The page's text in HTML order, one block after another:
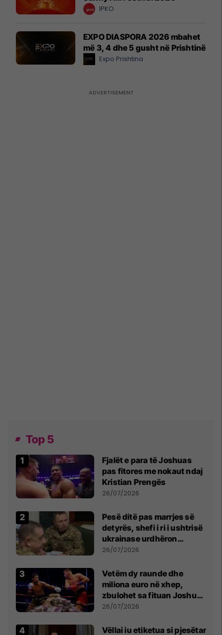
IPKO
EXPO DIASPORA 2026 mbahet
më 3, 4 dhe 5 gusht në Prishtinë
Expo Prishtina
Top 5
Fjalët e para të Joshuas
pas fitores me nokaut ndaj
Kristian Prengës
26/07/2026
Pesë ditë pas marrjes së
detyrës, shefi i ri i ushtrisë
ukrainase urdhëron
kontroll të madh
26/07/2026
Vetëm dy raunde dhe
miliona euro në xhep,
zbulohet sa fituan Joshua
e Prenga
26/07/2026
Vëllai iu etiketua si pjesëtar